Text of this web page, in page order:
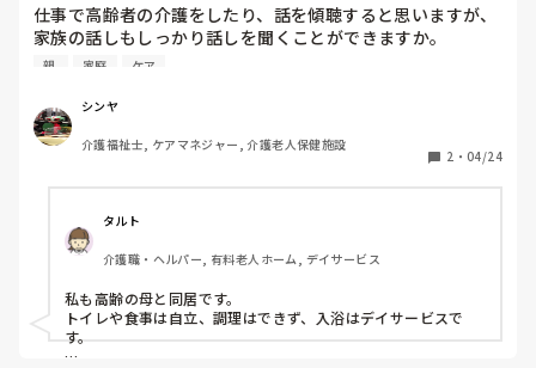
仕事で高齢者の介護をしたり、話を傾聴すると思いますが、
家族の話しもしっかり話しを聞くことができますか。
仕事で疲れて帰ってきてから家に帰った時に、認知症になり
を繰り返し聞かされるとウンザリしていました。怒ってしま
うようなことも多々ありました。
最近はようやく慣れてきたのと、感情をこちらがコントロー
ルして話さないと家族の認知症が悪化してしまうと思い、怒
らないように心掛けています。それとできているところをほ
めるようにしています。疲れているとまたその話しか。と思
って声を荒げることもありますが、かなり気をつけて接して
います。
やっぱり他人と家族ではこちらの思いが違うので難しさを感
じています。ストレスが溜まることもありますが、デイサー
親 家庭 ケア
シンヤ
介護福祉士, ケアマネジャー, 介護老人保健施設
2 ・ 04/24
タルト
介護職・ヘルパー, 有料老人ホーム, デイサービス
私も高齢の母と同居です。
トイレや食事は自立、調理はできず、入浴はデイサービスで
す。